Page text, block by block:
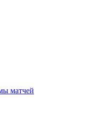
матчей